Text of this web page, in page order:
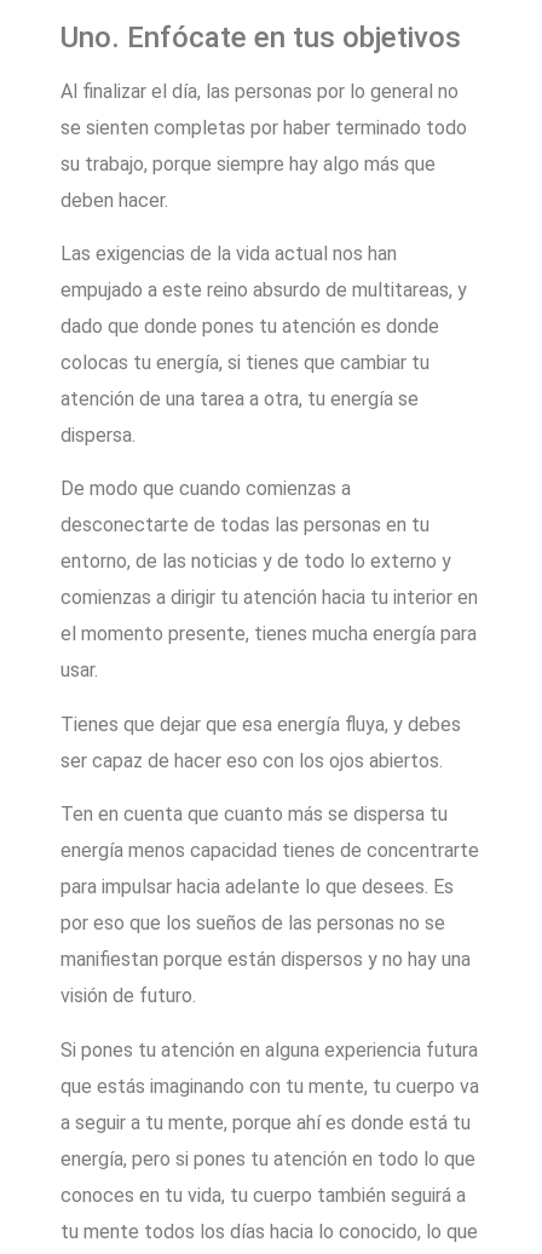
Uno. Enfócate en tus objetivos
Al finalizar el día, las personas por lo general no
se sienten completas por haber terminado todo
su trabajo, porque siempre hay algo más que
deben hacer.
Las exigencias de la vida actual nos han
empujado a este reino absurdo de multitareas, y
dado que donde pones tu atención es donde
colocas tu energía, si tienes que cambiar tu
atención de una tarea a otra, tu energía se
dispersa.
De modo que cuando comienzas a
desconectarte de todas las personas en tu
entorno, de las noticias y de todo lo externo y
comienzas a dirigir tu atención hacia tu interior en
el momento presente, tienes mucha energía para
usar.
Tienes que dejar que esa energía fluya, y debes
ser capaz de hacer eso con los ojos abiertos.
Ten en cuenta que cuanto más se dispersa tu
energía menos capacidad tienes de concentrarte
para impulsar hacia adelante lo que desees. Es
por eso que los sueños de las personas no se
manifiestan porque están dispersos y no hay una
visión de futuro.
Si pones tu atención en alguna experiencia futura
que estás imaginando con tu mente, tu cuerpo va
a seguir a tu mente, porque ahí es donde está tu
energía, pero si pones tu atención en todo lo que
conoces en tu vida, tu cuerpo también seguirá a
tu mente todos los días hacia lo conocido, lo que